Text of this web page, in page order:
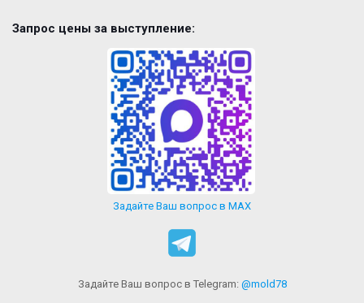
Запрос цены за выступление:
Задайте Ваш вопрос в MAX
Задайте Ваш вопрос в Telegram: @mold78